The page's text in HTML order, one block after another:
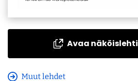
Avaa näköislehti
Muut lehdet